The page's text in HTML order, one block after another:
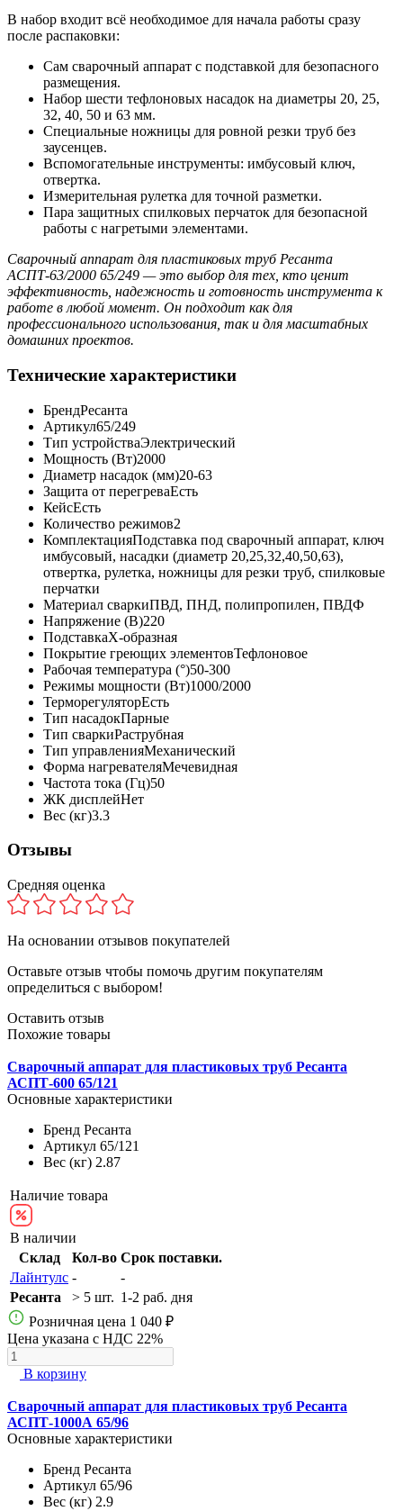
В набор входит всё необходимое для начала работы сразу
после распаковки:
Сам сварочный аппарат с подставкой для безопасного
размещения.
Набор шести тефлоновых насадок на диаметры 20, 25,
32, 40, 50 и 63 мм.
Специальные ножницы для ровной резки труб без
заусенцев.
Вспомогательные инструменты: имбусовый ключ,
отвертка.
Измерительная рулетка для точной разметки.
Пара защитных спилковых перчаток для безопасной
работы с нагретыми элементами.
Сварочный аппарат для пластиковых труб Ресанта
АСПТ-63/2000 65/249 — это выбор для тех, кто ценит
эффективность, надежность и готовность инструмента к
работе в любой момент. Он подходит как для
профессионального использования, так и для масштабных
домашних проектов.
Технические характеристики
БрендРесанта
Артикул65/249
Тип устройстваЭлектрический
Мощность (Вт)2000
Диаметр насадок (мм)20-63
Защита от перегреваЕсть
КейсЕсть
Количество режимов2
КомплектацияПодставка под сварочный аппарат, ключ
имбусовый, насадки (диаметр 20,25,32,40,50,63),
отвертка, рулетка, ножницы для резки труб, спилковые
перчатки
Материал сваркиПВД, ПНД, полипропилен, ПВДФ
Напряжение (В)220
ПодставкаX-образная
Покрытие греющих элементовТефлоновое
Рабочая температура (°)50-300
Режимы мощности (Вт)1000/2000
ТерморегуляторЕсть
Тип насадокПарные
Тип сваркиРаструбная
Тип управленияМеханический
Форма нагревателяМечевидная
Частота тока (Гц)50
ЖК дисплейНет
Вес (кг)3.3
Отзывы
Средняя оценка
На основании отзывов покупателей
Оставьте отзыв чтобы помочь другим покупателям
определиться с выбором!
Оставить отзыв
Похожие товары
Сварочный аппарат для пластиковых труб Ресанта
АСПТ-600 65/121
Основные характеристики
Бренд Ресанта
Артикул 65/121
Вес (кг) 2.87
Наличие товара
В наличии
Склад
Кол-во Срок поставки.
Лайнтулс -
-
Ресанта
> 5 шт. 1-2 раб. дня
Розничная цена 1 040 ₽
Цена указана с НДС 22%
В корзину
Сварочный аппарат для пластиковых труб Ресанта
АСПТ-1000А 65/96
Основные характеристики
Бренд Ресанта
Артикул 65/96
Вес (кг) 2.9